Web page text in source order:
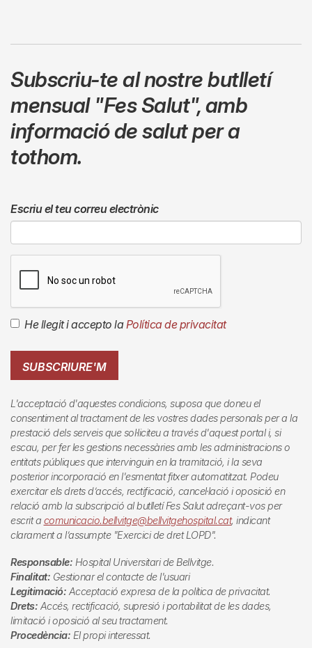
Subscriu-te al nostre butlletí
mensual "Fes Salut",amb
informació de salut per a
tothom.
Escriu el teu correu electrònic
He llegit i accepto laPolítica de privacitat
SUBSCRIURE'M
L'acceptació d'aquestes condicions, suposa que doneu el
consentiment al tractament de les vostres dades personals per a la
prestació dels serveis que sol·liciteu a través d'aquest portal i, si
escau, per fer les gestions necessàries amb les administracions o
entitats públiques que intervinguin en la tramitació, i la seva
posterior incorporació en l'esmentat fitxer automatitzat. Podeu
exercitar els drets d’accés, rectificació, cancel·lació i oposició en
relació amb la subscripció al butlletíFes Salutadreçant-vos per
escrit a comunicacio.bellvitge@bellvitgehospital.cat, indicant
clarament a l’assumpte "Exercici de dret LOPD".
Responsable: Hospital Universitari de Bellvitge.
Finalitat: Gestionar el contacte de l'usuari
Legitimació: Acceptació expresa de la política de privacitat.
Drets: Accés, rectificació, supresió i portabilitat de les dades,
limitació i oposició al seu tractament.
Procedència: El propi interessat.